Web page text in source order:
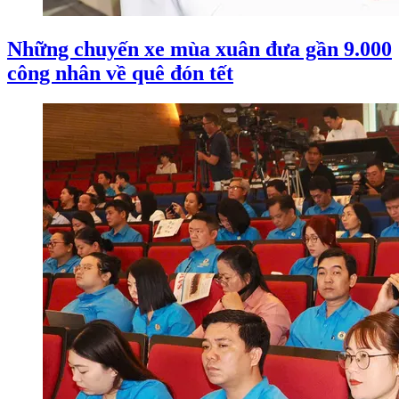
Những chuyến xe mùa xuân đưa gần 9.000
công nhân về quê đón tết